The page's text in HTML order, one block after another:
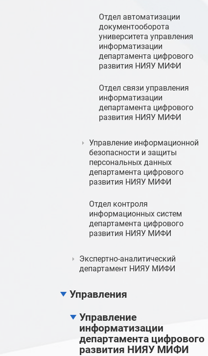
Отдел автоматизации
документооборота
университета управления
информатизации
департамента цифрового
развития НИЯУ МИФИ
Отдел связи управления
информатизации
департамента цифрового
развития НИЯУ МИФИ
Управление информационной
безопасности и защиты
персональных данных
департамента цифрового
развития НИЯУ МИФИ
Отдел контроля
информационных систем
департамента цифрового
развития НИЯУ МИФИ
Экспертно-аналитический
департамент НИЯУ МИФИ
Управления
Управление
информатизации
департамента цифрового
развития НИЯУ МИФИ